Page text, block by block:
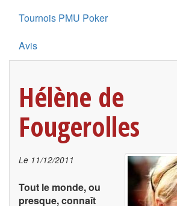
Tournois PMU Poker
Avis
Hélène de
Fougerolles
Le 11/12/2011
Tout le monde, ou
presque, connaît